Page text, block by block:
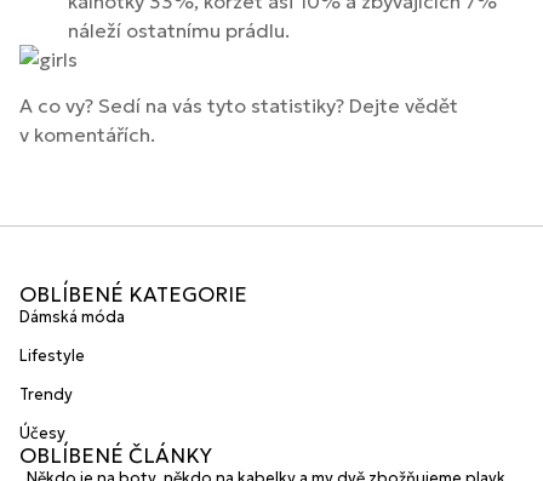
náleží ostatnímu prádlu.
A co vy? Sedí na vás tyto statistiky? Dejte vědět
v komentářích.
OBLÍBENÉ KATEGORIE
Dámská móda
Lifestyle
Trendy
Účesy
OBLÍBENÉ ČLÁNKY